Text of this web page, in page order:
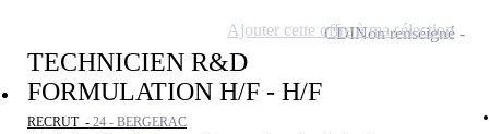
TECHNICIEN R&D
FORMULATION H/F - H/F
RECRUT - 24 - BERGERAC
CDINon renseigné
Ajouter cette offre à ma sélection